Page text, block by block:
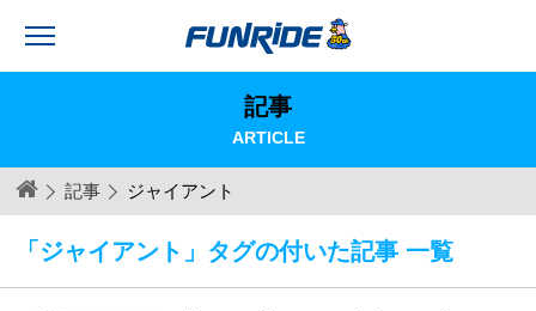
記事
ARTICLE
記事 ジャイアント
「ジャイアント」タグの付いた記事 一覧